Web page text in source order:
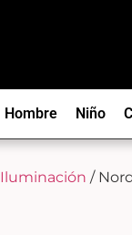
Hombre Niño
Iluminación /